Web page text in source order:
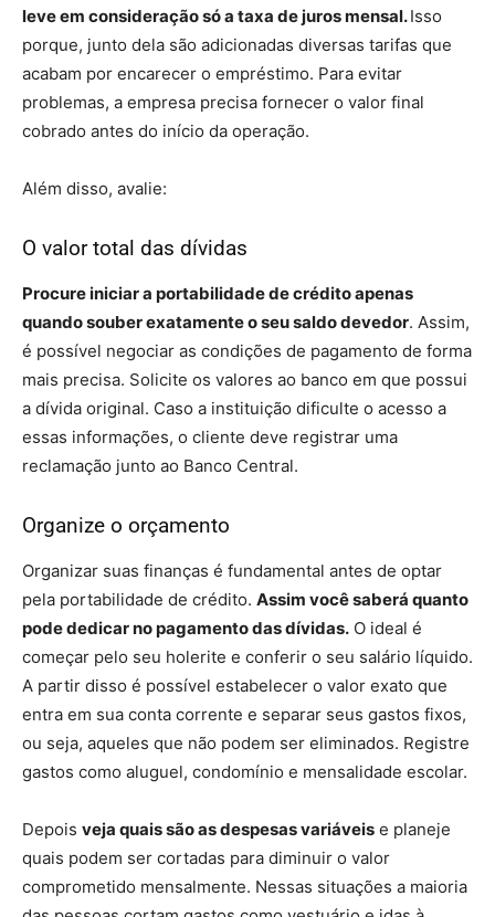
leve em consideração só a taxa de juros mensal.Isso
porque, junto dela são adicionadas diversas tarifas que
acabam por encarecer o empréstimo. Para evitar
problemas, a empresa precisa fornecer o valor final
cobrado antes do início da operação.
Além disso, avalie:
O valor total das dívidas
Procure iniciar a portabilidade de crédito apenas
quando souber exatamente o seu saldo devedor. Assim,
é possível negociar as condições de pagamento de forma
mais precisa. Solicite os valores ao banco em que possui
a dívida original. Caso a instituição dificulte o acesso a
essas informações, o cliente deve registrar uma
reclamação junto ao Banco Central.
Organize o orçamento
Organizar suas finanças é fundamental antes de optar
pela portabilidade de crédito. Assim você saberá quanto
pode dedicar no pagamento das dívidas. O ideal é
começar pelo seu holerite e conferir o seu salário líquido.
A partir disso é possível estabelecer o valor exato que
entra em sua conta corrente e separar seus gastos fixos,
ou seja, aqueles que não podem ser eliminados. Registre
gastos como aluguel, condomínio e mensalidade escolar.
Depois veja quais são as despesas variáveis e planeje
quais podem ser cortadas para diminuir o valor
comprometido mensalmente. Nessas situações a maioria